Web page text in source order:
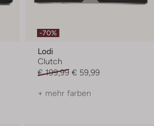
-70%
Lodi
Clutch
€ 199,99 € 59,99
+ mehr farben